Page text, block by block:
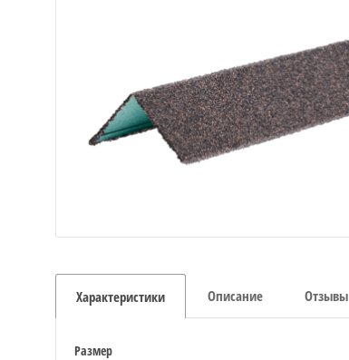
Характеристики Описание Отзывы
Размер